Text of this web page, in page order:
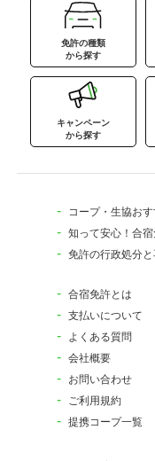
免許の種類
から探す
キャンペーン
から探す
コープ・生協お
知って安心！合
免許の行政処分
合宿免許とは
支払いについて
よくある質問
会社概要
お問い合わせ
ご利用規約
提携コープ一覧